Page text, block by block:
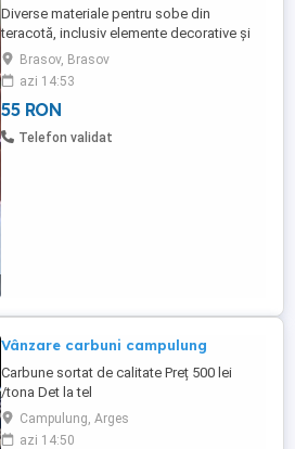
Diverse materiale pentru sobe din
teracotă, inclusiv elemente decorative și
accesorii, Colț cornișă și soclu albe,
etajere diferite dimensiuni culori alb și
maron, medalioane maron, laterale diferite
culori, placi și colțuri, alte componente,
Toate componentele sunt noi!
Brasov, Brasov
azi 14:53
55 RON
Telefon validat
Vânzare carbuni campulung
Carbune sortat de calitate Preț 500 lei
/tona Det la tel
Campulung, Arges
azi 14:50